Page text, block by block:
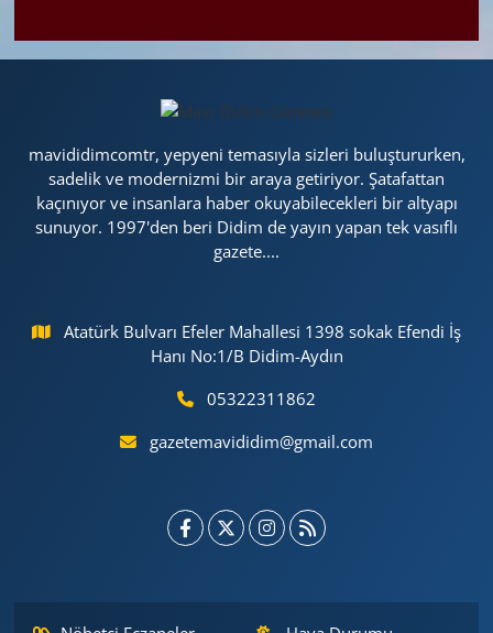
mavididimcomtr, yepyeni temasıyla sizleri buluştururken,
sadelik ve modernizmi bir araya getiriyor. Şatafattan
kaçınıyor ve insanlara haber okuyabilecekleri bir altyapı
sunuyor. 1997'den beri Didim de yayın yapan tek vasıflı
gazete....
Atatürk Bulvarı Efeler Mahallesi 1398 sokak Efendi İş
Hanı No:1/B Didim-Aydın
05322311862
gazetemavididim@gmail.com